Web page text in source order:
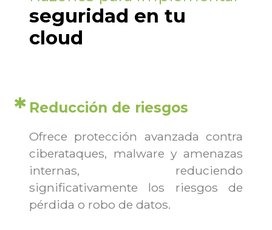
seguridad en tu
cloud
Reducción de riesgos
Ofrece protección avanzada contra
ciberataques, malware y amenazas
internas, reduciendo
significativamente los riesgos de
pérdida o robo de datos.